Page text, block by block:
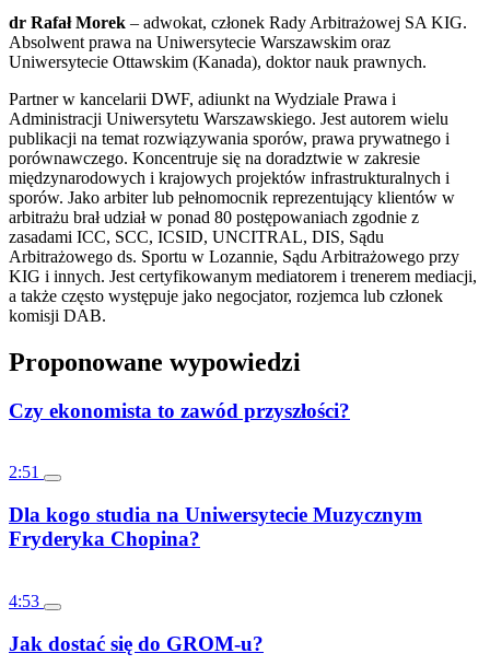
dr Rafał Morek – adwokat, członek Rady Arbitrażowej SA KIG.
Absolwent prawa na Uniwersytecie Warszawskim oraz
Uniwersytecie Ottawskim (Kanada), doktor nauk prawnych.
Partner w kancelarii DWF, adiunkt na Wydziale Prawa i
Administracji Uniwersytetu Warszawskiego. Jest autorem wielu
publikacji na temat rozwiązywania sporów, prawa prywatnego i
porównawczego. Koncentruje się na doradztwie w zakresie
międzynarodowych i krajowych projektów infrastrukturalnych i
sporów. Jako arbiter lub pełnomocnik reprezentujący klientów w
arbitrażu brał udział w ponad 80 postępowaniach zgodnie z
zasadami ICC, SCC, ICSID, UNCITRAL, DIS, Sądu
Arbitrażowego ds. Sportu w Lozannie, Sądu Arbitrażowego przy
KIG i innych. Jest certyfikowanym mediatorem i trenerem mediacji,
a także często występuje jako negocjator, rozjemca lub członek
komisji DAB.
Proponowane wypowiedzi
Czy ekonomista to zawód przyszłości?
2:51
Dla kogo studia na Uniwersytecie Muzycznym
Fryderyka Chopina?
4:53
Jak dostać się do GROM-u?